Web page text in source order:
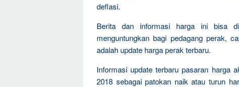
deflasi.
Berita dan informasi harga ini bisa
menguntungkan bagi pedagang perak,
adalah update harga perak terbaru.
Informasi update terbaru pasaran harga
2018 sebagai patokan naik atau turun